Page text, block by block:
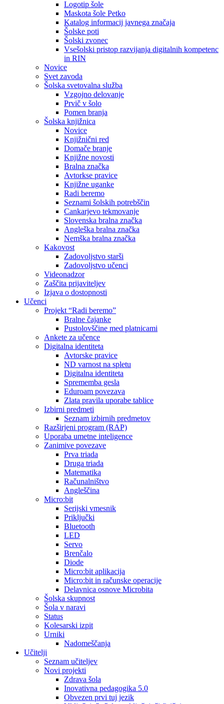
Logotip šole
Maskota šole Petko
Katalog informacij javnega značaja
Šolske poti
Šolski zvonec
Vsešolski pristop razvijanja digitalnih kompetenc
in RIN
Novice
Svet zavoda
Šolska svetovalna služba
Vzgojno delovanje
Prvič v šolo
Pomen branja
Šolska knjižnica
Novice
Knjižnični red
Domače branje
Knjižne novosti
Bralna značka
Avtorkse pravice
Knjižne uganke
Radi beremo
Seznami šolskih potrebščin
Cankarjevo tekmovanje
Slovenska bralna značka
Angleška bralna značka
Nemška bralna značka
Kakovost
Zadovoljstvo starši
Zadovoljstvo učenci
Videonadzor
Zaščita prijaviteljev
Izjava o dostopnosti
Učenci
Projekt “Radi beremo”
Bralne čajanke
Pustolovščine med platnicami
Ankete za učence
Digitalna identiteta
Avtorske pravice
ND varnost na spletu
Digitalna identiteta
Sprememba gesla
Eduroam povezava
Zlata pravila uporabe tablice
Izbirni predmeti
Seznam izbirnih predmetov
Razširjeni program (RAP)
Uporaba umetne inteligence
Zanimive povezave
Prva triada
Druga triada
Matematika
Računalništvo
Angleščina
Micro:bit
Serijski vmesnik
Priključki
Bluetooth
LED
Servo
Brenčalo
Diode
Micro:bit aplikacija
Micro:bit in računske operacije
Delavnica osnove Microbita
Šolska skupnost
Šola v naravi
Status
Kolesarski izpit
Urniki
Nadomeščanja
Učitelji
Seznam učiteljev
Novi projekti
Zdrava šola
Inovativna pedagogika 5.0
Obvezen prvi tuj jezik